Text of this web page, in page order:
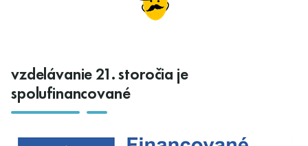
vzdelávanie 21. storočia je
spolufinancované